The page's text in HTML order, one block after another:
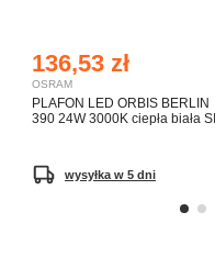
136,53 zł
OSRAM
PLAFON LED ORBIS BERLIN
390 24W 3000K ciepła biała SI
wysyłka w 5 dni